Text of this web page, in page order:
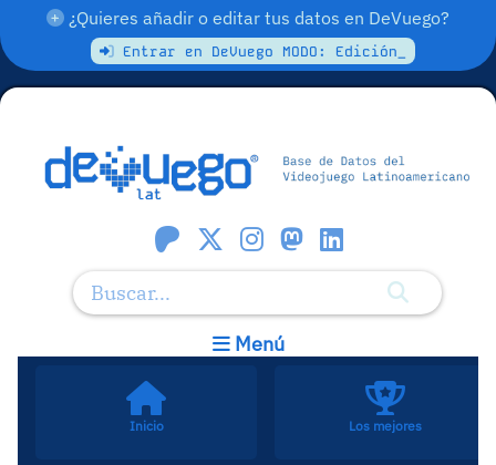
¿Quieres añadir o editar tus datos en DeVuego?
Entrar en DeVuego MODO: Edición_
Menú
Inicio Los mejores